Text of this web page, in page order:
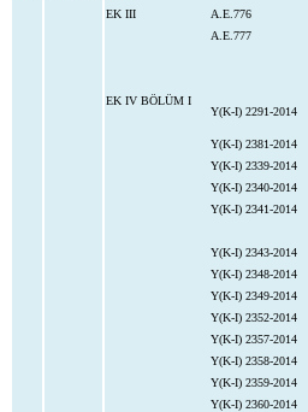
EK III
A.E.776
A.E.777
EK IV BÖLÜM I
Y(K-I) 2291-2014
Y(K-I) 2381-2014
Y(K-I) 2339-2014
Y(K-I) 2340-2014
Y(K-I) 2341-2014
Y(K-I) 2343-2014
Y(K-I) 2348-2014
Y(K-I) 2349-2014
Y(K-I) 2352-2014
Y(K-I) 2357-2014
Y(K-I) 2358-2014
Y(K-I) 2359-2014
Y(K-I) 2360-2014